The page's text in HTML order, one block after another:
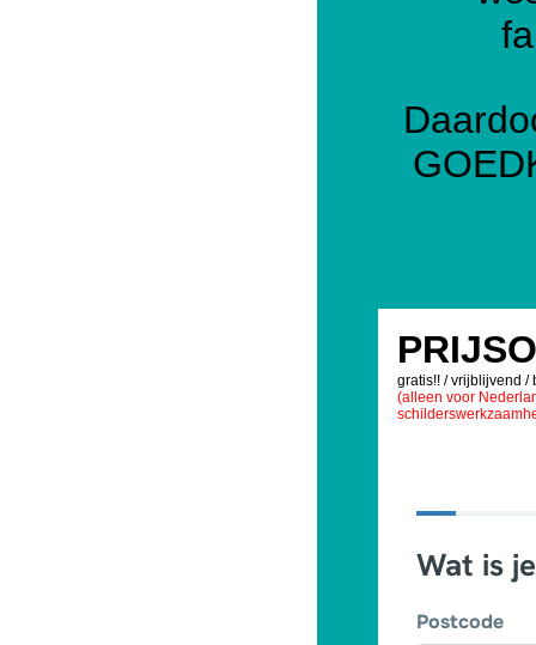
gratis!! / vrijblijvend /
(alleen voor